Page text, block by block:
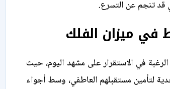
قد تنجم عن التسرع.
في ميزان الفلك
في الاستقرار على مشهد اليوم، حيث
لتأمين مستقبلهم العاطفي، وسط أجواء